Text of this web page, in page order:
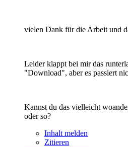
vielen Dank für die Arbeit und
Leider klappt bei mir das
"Download", aber es passiert
Kannst du das vielleicht
oder so?
Inhalt melden
Zitieren